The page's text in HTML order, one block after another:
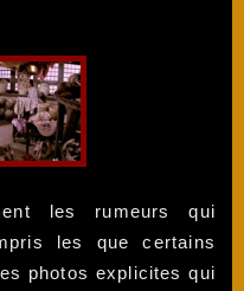
les rumeurs qui
les que certains
photos explicites qui